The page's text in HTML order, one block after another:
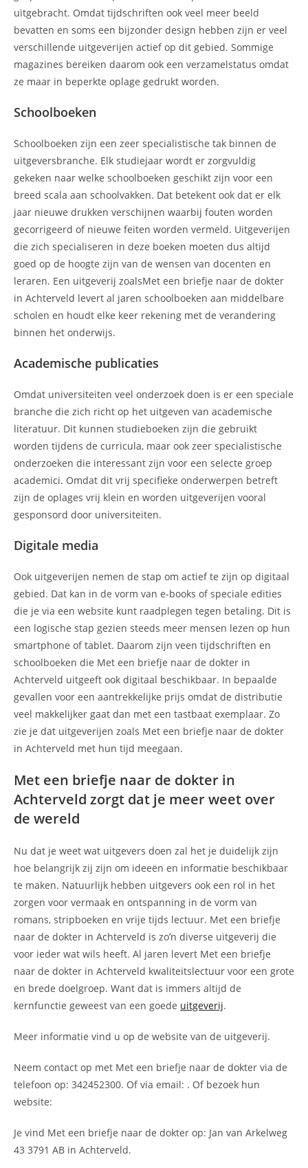
uitgebracht. Omdat tijdschriften ook veel meer beeld
bevatten en soms een bijzonder design hebben zijn er veel
verschillende uitgeverijen actief op dit gebied. Sommige
magazines bereiken daarom ook een verzamelstatus omdat
ze maar in beperkte oplage gedrukt worden.
Schoolboeken
Schoolboeken zijn een zeer specialistische tak binnen de
uitgeversbranche. Elk studiejaar wordt er zorgvuldig
gekeken naar welke schoolboeken geschikt zijn voor een
breed scala aan schoolvakken. Dat betekent ook dat er elk
jaar nieuwe drukken verschijnen waarbij fouten worden
gecorrigeerd of nieuwe feiten worden vermeld. Uitgeverijen
die zich specialiseren in deze boeken moeten dus altijd
goed op de hoogte zijn van de wensen van docenten en
leraren. Een uitgeverij zoalsMet een briefje naar de dokter
in Achterveld levert al jaren schoolboeken aan middelbare
scholen en houdt elke keer rekening met de verandering
binnen het onderwijs.
Academische publicaties
Omdat universiteiten veel onderzoek doen is er een speciale
branche die zich richt op het uitgeven van academische
literatuur. Dit kunnen studieboeken zijn die gebruikt
worden tijdens de curricula, maar ook zeer specialistische
onderzoeken die interessant zijn voor een selecte groep
academici. Omdat dit vrij specifieke onderwerpen betreft
zijn de oplages vrij klein en worden uitgeverijen vooral
gesponsord door universiteiten.
Digitale media
Ook uitgeverijen nemen de stap om actief te zijn op digitaal
gebied. Dat kan in de vorm van e-books of speciale edities
die je via een website kunt raadplegen tegen betaling. Dit is
een logische stap gezien steeds meer mensen lezen op hun
smartphone of tablet. Daarom zijn veen tijdschriften en
schoolboeken die Met een briefje naar de dokter in
Achterveld uitgeeft ook digitaal beschikbaar. In bepaalde
gevallen voor een aantrekkelijke prijs omdat de distributie
veel makkelijker gaat dan met een tastbaat exemplaar. Zo
zie je dat uitgeverijen zoals Met een briefje naar de dokter
in Achterveld met hun tijd meegaan.
Met een briefje naar de dokter in
Achterveld zorgt dat je meer weet over
de wereld
Nu dat je weet wat uitgevers doen zal het je duidelijk zijn
hoe belangrijk zij zijn om ideeën en informatie beschikbaar
te maken. Natuurlijk hebben uitgevers ook een rol in het
zorgen voor vermaak en ontspanning in de vorm van
romans, stripboeken en vrije tijds lectuur. Met een briefje
naar de dokter in Achterveld is zo’n diverse uitgeverij die
voor ieder wat wils heeft. Al jaren levert Met een briefje
naar de dokter in Achterveld kwaliteitslectuur voor een grote
en brede doelgroep. Want dat is immers altijd de
kernfunctie geweest van een goede uitgeverij.
Meer informatie vind u op de website van de uitgeverij.
Neem contact op met Met een briefje naar de dokter via de
telefoon op: 342452300. Of via email: . Of bezoek hun
website:
Je vind Met een briefje naar de dokter op: Jan van Arkelweg
43 3791 AB in Achterveld.